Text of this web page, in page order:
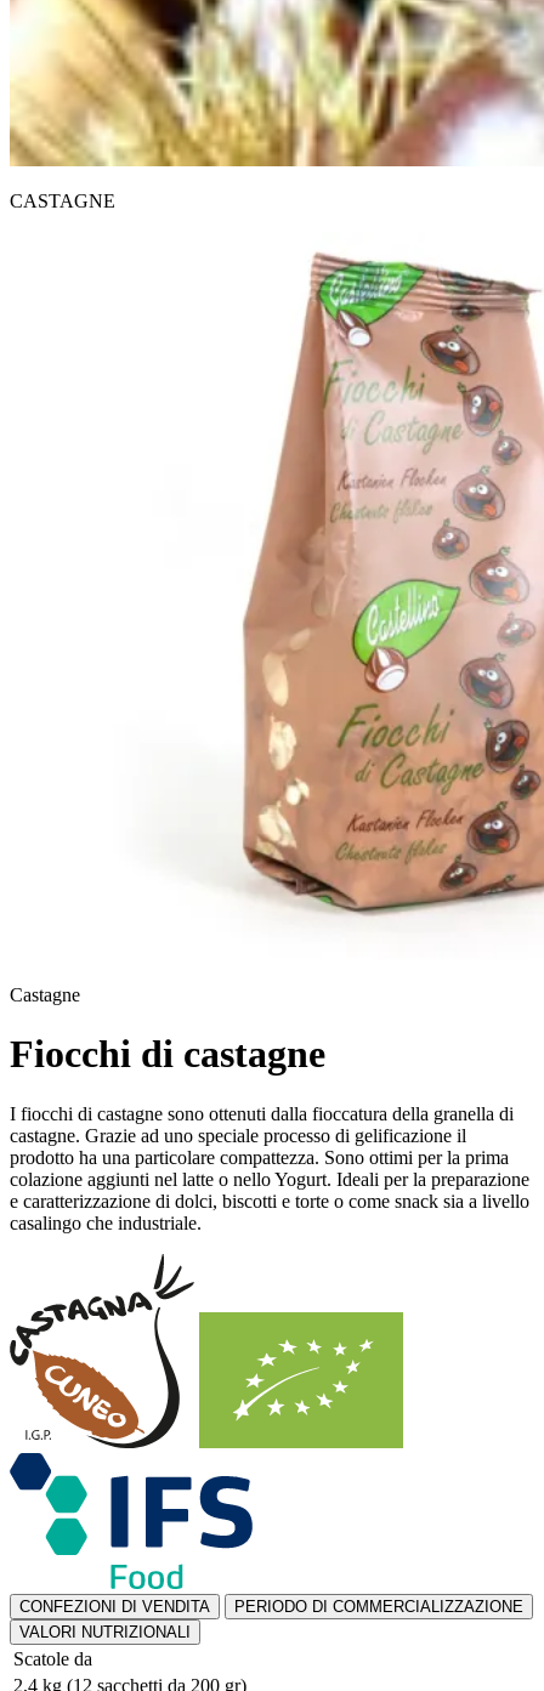
CASTAGNE
Castagne
Fiocchi di castagne
I fiocchi di castagne sono ottenuti dalla fioccatura della granella di
castagne. Grazie ad uno speciale processo di gelificazione il
prodotto ha una particolare compattezza. Sono ottimi per la prima
colazione aggiunti nel latte o nello Yogurt. Ideali per la preparazione
e caratterizzazione di dolci, biscotti e torte o come snack sia a livello
casalingo che industriale.
CONFEZIONI DI VENDITA
PERIODO DI COMMERCIALIZZAZIONE
VALORI NUTRIZIONALI
Scatole da
2,4 kg (12 sacchetti da 200 gr)